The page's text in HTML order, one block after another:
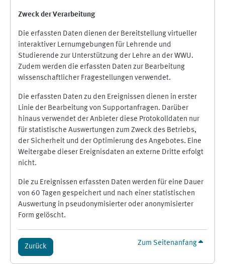
Zweck der Verarbeitung
Die erfassten Daten dienen der Bereitstellung virtueller
interaktiver Lernumgebungen für Lehrende und
Studierende zur Unterstützung der Lehre an der WWU.
Zudem werden die erfassten Daten zur Bearbeitung
wissenschaftlicher Fragestellungen verwendet.
Die erfassten Daten zu den Ereignissen dienen in erster
Linie der Bearbeitung von Supportanfragen. Darüber
hinaus verwendet der Anbieter diese Protokolldaten nur
für statistische Auswertungen zum Zweck des Betriebs,
der Sicherheit und der Optimierung des Angebotes. Eine
Weitergabe dieser Ereignisdaten an externe Dritte erfolgt
nicht.
Die zu Ereignissen erfassten Daten werden für eine Dauer
von 60 Tagen gespeichert und nach einer statistischen
Auswertung in pseudonymisierter oder anonymisierter
Form gelöscht.
Zurück Zum Seitenanfang